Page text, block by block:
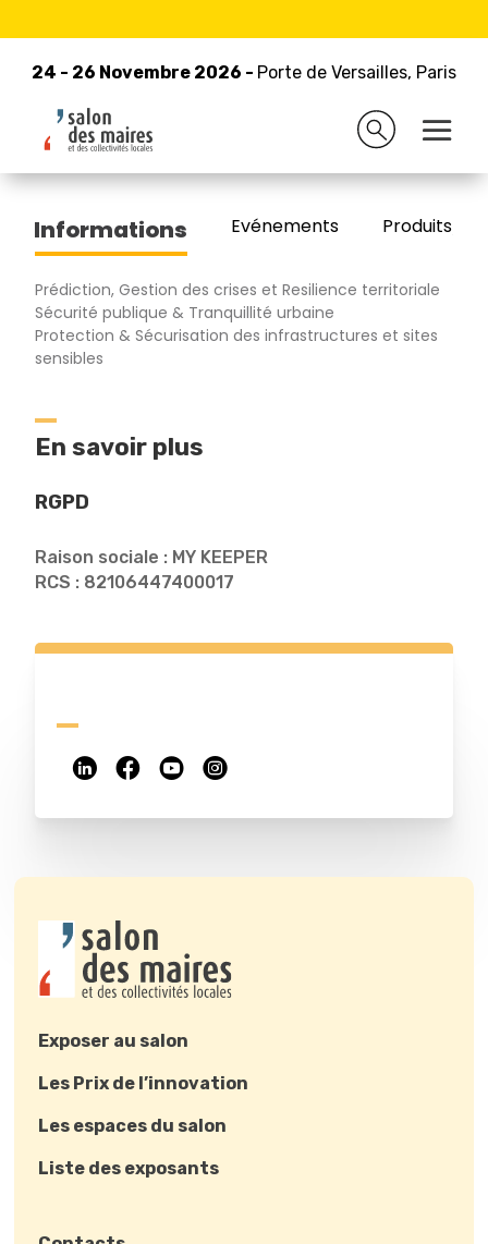
24 - 26 Novembre 2026 - Porte de Versailles, Paris
24 - 26 Novembre 2026 - Porte de Versailles, Paris
Retour à la liste des exposants
MY KEEPER
Informations Evénements Produits/
Prédiction, Gestion des crises et Resilience territoriale
Sécurité publique & Tranquillité urbaine
Protection & Sécurisation des infrastructures et sites
sensibles
En savoir plus
RGPD
Raison sociale : MY KEEPER
RCS : 82106447400017
Exposer au salon
Les Prix de l’innovation
Les espaces du salon
Liste des exposants